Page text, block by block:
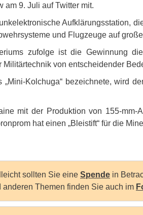
am 9. Juli auf Twitter mit.
Aufklärungsstation,
und Flugzeuge auf
zufolge ist die Gewinnung
von entscheidender
Kolchuga“ bezeichnete, wird
mit der Produktion von 155-mm-
hat einen „Bleistift“ für die
sollten Sie eine Spende in
Themen finden Sie auch im